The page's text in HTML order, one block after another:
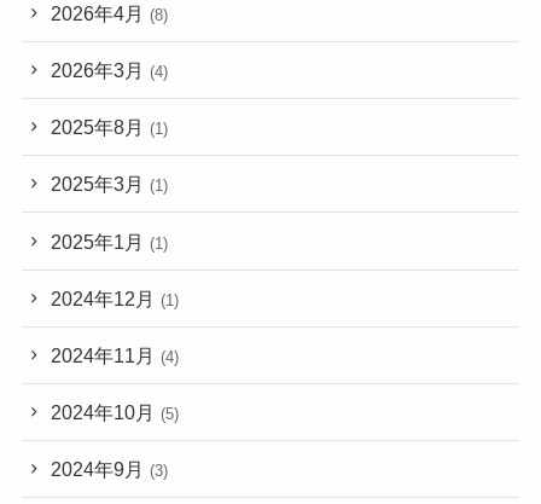
2026年4月 (8)
2026年3月 (4)
2025年8月 (1)
2025年3月 (1)
2025年1月 (1)
2024年12月 (1)
2024年11月 (4)
2024年10月 (5)
2024年9月 (3)